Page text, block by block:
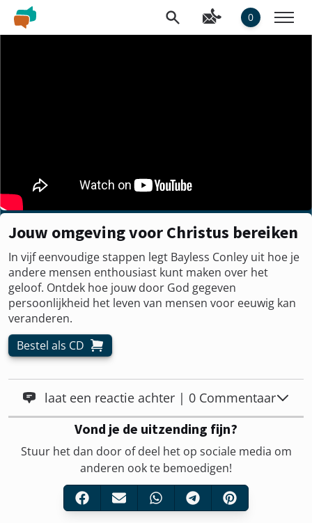
0
Jouw omgeving voor Christus bereiken
In vijf eenvoudige stappen legt Bayless Conley uit hoe je
andere mensen enthousiast kunt maken over het
geloof. Ontdek hoe jouw door God gegeven
persoonlijkheid het leven van mensen voor eeuwig kan
veranderen.
Bestel als CD
laat een reactie achter | 0 Commentaar
Vond je de uitzending fijn?
Stuur het dan door of deel het op sociale media om
anderen ook te bemoedigen!